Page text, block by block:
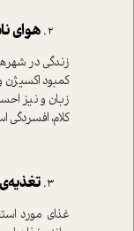
هوای
زندگی در
کمبود
زبان و نیز
کلام، افسردگی
غذای مورد